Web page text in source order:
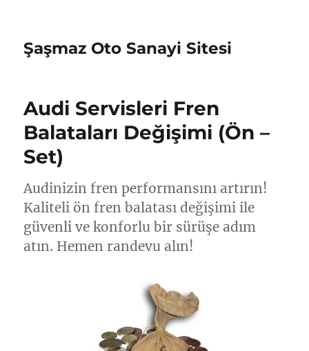
Şaşmaz Oto Sanayi Sitesi
Audi Servisleri Fren
Balataları Değişimi (Ön –
Set)
Audinizin fren performansını artırın!
Kaliteli ön fren balatası değişimi ile
güvenli ve konforlu bir sürüşe adım
atın. Hemen randevu alın!